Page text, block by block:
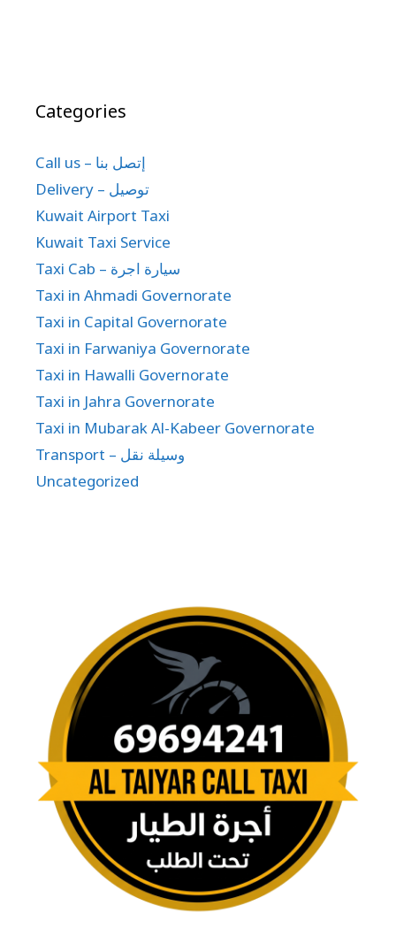
Categories
Call us – إتصل بنا
Delivery – توصيل
Kuwait Airport Taxi
Kuwait Taxi Service
Taxi Cab – سيارة اجرة
Taxi in Ahmadi Governorate
Taxi in Capital Governorate
Taxi in Farwaniya Governorate
Taxi in Hawalli Governorate
Taxi in Jahra Governorate
Taxi in Mubarak Al-Kabeer Governorate
Transport – وسيلة نقل
Uncategorized